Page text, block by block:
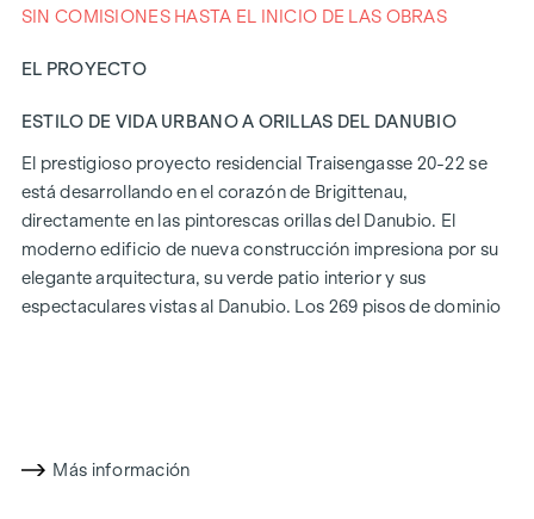
SIN COMISIONES HASTA EL INICIO DE LAS OBRAS
EL PROYECTO
ESTILO DE VIDA URBANO A ORILLAS DEL DANUBIO
El prestigioso proyecto residencial Traisengasse 20-22 se
está desarrollando en el corazón de Brigittenau,
directamente en las pintorescas orillas del Danubio. El
moderno edificio de nueva construcción impresiona por su
elegante arquitectura, su verde patio interior y sus
espectaculares vistas al Danubio. Los 269 pisos de dominio
barrios más animados de Viena.
Más información